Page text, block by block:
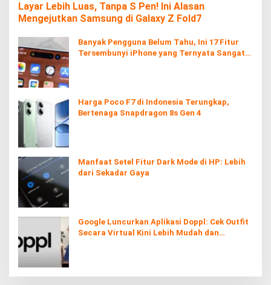
Layar Lebih Luas, Tanpa S Pen! Ini Alasan
Mengejutkan Samsung di Galaxy Z Fold7
Banyak Pengguna Belum Tahu, Ini 17 Fitur
Tersembunyi iPhone yang Ternyata Sangat
Harga Poco F7 di Indonesia Terungkap,
Bertenaga Snapdragon 8s Gen 4
Manfaat Setel Fitur Dark Mode di HP: Lebih
dari Sekadar Gaya
Google Luncurkan Aplikasi Doppl: Cek Outfit
Secara Virtual Kini Lebih Mudah dan